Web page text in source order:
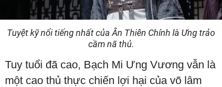
Tuyệt kỹ nổi tiếng nhất của Ân Thiên Chính là Ưng trảo
cầm nã thủ.
Tuy tuổi đã cao, Bạch Mi Ưng Vương vẫn là
một cao thủ thực chiến lợi hại của võ lâm